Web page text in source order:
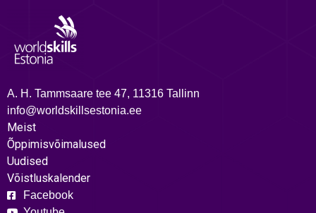
A. H. Tammsaare tee 47, 11316 Tallinn
info@worldskillsestonia.ee
Meist
Õppimisvõimalused
Uudised
Võistluskalender
Facebook